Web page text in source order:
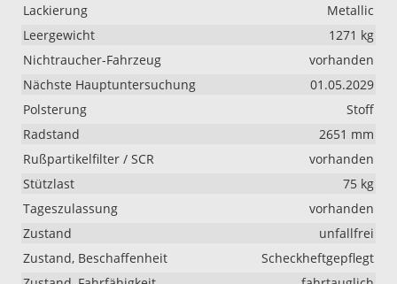
Lackierung
Metallic
Leergewicht
1271 kg
Nichtraucher-Fahrzeug
vorhanden
Nächste Hauptuntersuchung
01.05.2029
Polsterung
Stoff
Radstand
2651 mm
Rußpartikelfilter / SCR
vorhanden
Stützlast
75 kg
Tageszulassung
vorhanden
Zustand
unfallfrei
Zustand, Beschaffenheit
Scheckheftgepflegt